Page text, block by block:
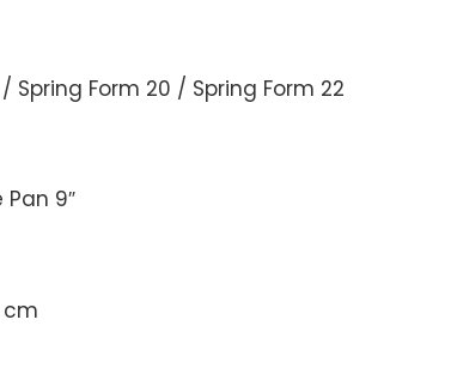
/ Spring Form 20 / Spring Form 22
Pan 9″
cm